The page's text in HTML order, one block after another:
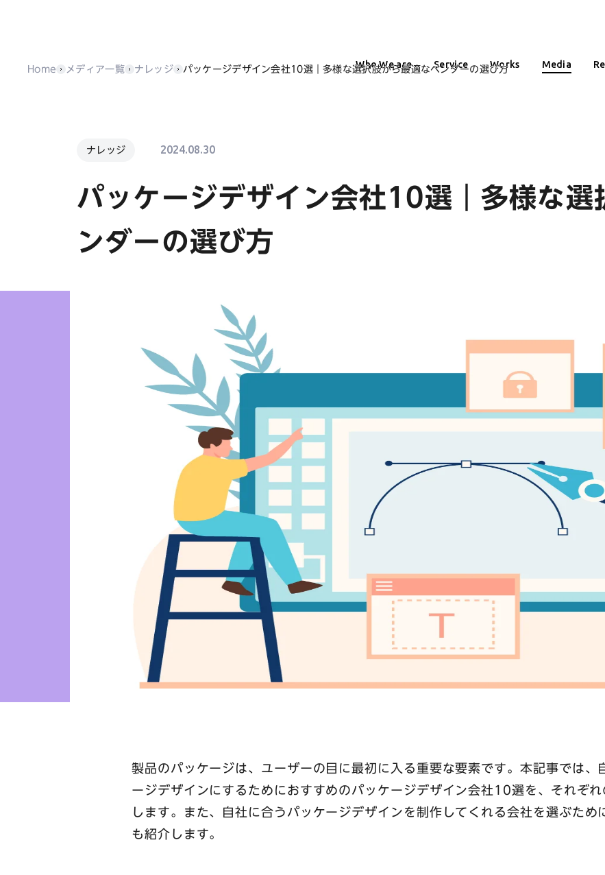
Who We are Service Works Media
Home メディア一覧 ナレッジ パッケージデザイン会社10選｜多様な選択肢から最適なベンダーの選び方
ナレッジ 2024.08.30
パッケージデザイン会社10選｜多様な選
ンダーの選び方
製品のパッケージは、ユーザーの目に最初に入る重要な要素です。本記事では、
ージデザインにするためにおすすめのパッケージデザイン会社10選を、それぞ
します。また、自社に合うパッケージデザインを制作してくれる会社を選ぶため
も紹介します。